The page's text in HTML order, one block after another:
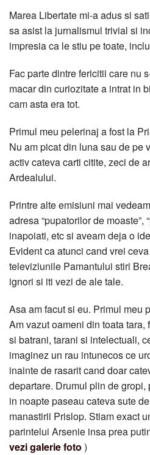
Marea Libertate mi-a adus si
sa asist la jurnalismul trivial si
impresia ca le stiu pe toate,
Fac parte dintre fericitii care nu
macar din curiozitate a intrat in
cam asta era tot.
Primul meu pelerinaj a fost la
Nu am picat din luna sau de pe
activ cateva carti citite, zeci de
Ardealului.
Printre alte emisiuni mai
adresa “pupatorilor de moaste”,
inapoiati, etc si aveam deja o
Evident ca atunci cand vrei
televiziunile Pamantului stiri
ignori si iti vezi de ale tale.
Asa am facut si eu. Primul meu
Am vazut oameni din toata
si batrani, tarani si intelectuali,
imaginez un rau intunecos ce
inainte de rasarit cand doar
departare. Drumul plin de
in noapte paseau cateva sute
manastirii Prislop. Stiam exact
parintelui Arsenie insa prea
vezi galerie foto )